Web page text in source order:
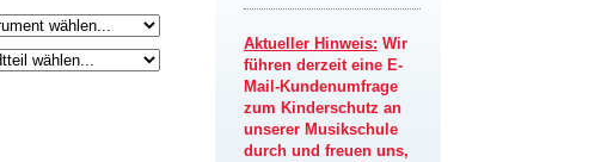
Aktueller Hinweis: Wir
führen derzeit eine E-
Mail-Kundenumfrage
zum Kinderschutz an
unserer Musikschule
durch und freuen uns,